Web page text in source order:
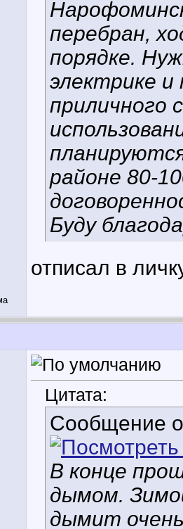
перебран,
порядке.
электрике
приличного
районе 80-
Буду
отписал в
Цитата:
Сообщение
В конце
дымом.
дымит